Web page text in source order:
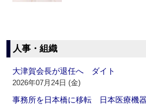
人事・組織
大津賀会長が退任へ ダイト
2026年07月24日 (金)
事務所を日本橋に移転 日本医療機